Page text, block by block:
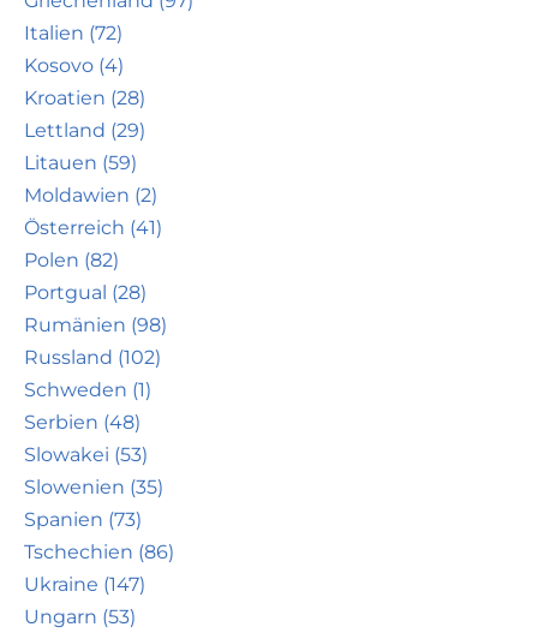
Italien (72)
Kosovo (4)
Kroatien (28)
Lettland (29)
Litauen (59)
Moldawien (2)
Österreich (41)
Polen (82)
Portgual (28)
Rumänien (98)
Russland (102)
Schweden (1)
Serbien (48)
Slowakei (53)
Slowenien (35)
Spanien (73)
Tschechien (86)
Ukraine (147)
Ungarn (53)